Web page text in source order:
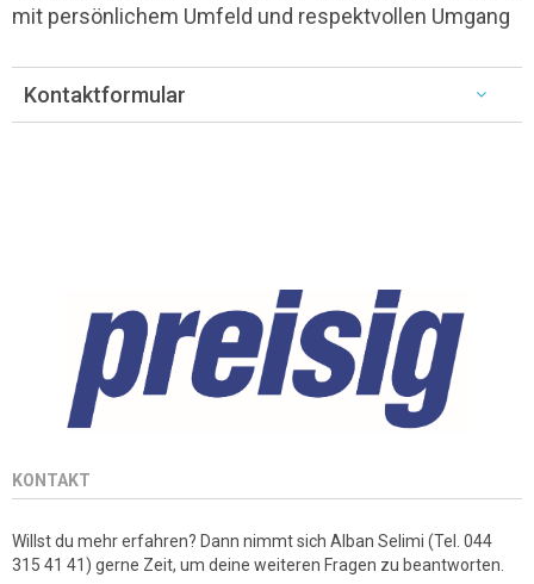
mit persönlichem Umfeld und respektvollen Umgang
Kontaktformular
KONTAKT
Willst du mehr erfahren? Dann nimmt sich Alban Selimi (Tel. 044
315 41 41) gerne Zeit, um deine weiteren Fragen zu beantworten.